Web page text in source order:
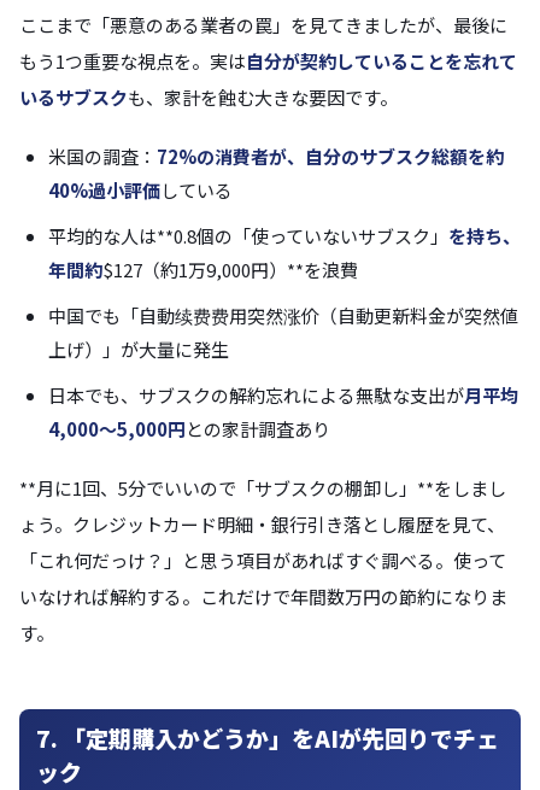
ここまで「悪意のある業者の罠」を見てきましたが、最後に
もう1つ重要な視点を。実は自分が契約していることを忘れて
いるサブスクも、家計を蝕む大きな要因です。
米国の調査： 72%の消費者が、自分のサブスク総額を約
40%過小評価している
平均的な人は**0.8個の「使っていないサブスク」 を持ち、
年間約$127（約1万9,000円）**を浪費
中国でも「自動续费费用突然涨价（自動更新料金が突然値
上げ）」が大量に発生
日本でも、サブスクの解約忘れによる無駄な支出が月平均
4,000〜5,000円との家計調査あり
**月に1回、5分でいいので「サブスクの棚卸し」**をしまし
ょう。クレジットカード明細・銀行引き落とし履歴を見て、
「これ何だっけ？」と思う項目があればすぐ調べる。使って
いなければ解約する。これだけで年間数万円の節約になりま
す。
7. 「定期購入かどうか」をAIが先回りでチェ
ック